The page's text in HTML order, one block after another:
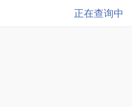
正在查询中